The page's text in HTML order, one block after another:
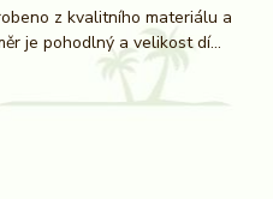
z kvalitního materiálu a
je pohodlný a velikost dí...